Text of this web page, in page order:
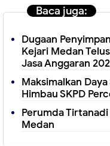
Baca juga:
Dugaan
Kejari Medan
Jasa Anggaran
Maksimalkan
Himbau SKPD
Perumda
Medan